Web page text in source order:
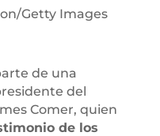
Getty Images
de una
del
Comer, quien
de los